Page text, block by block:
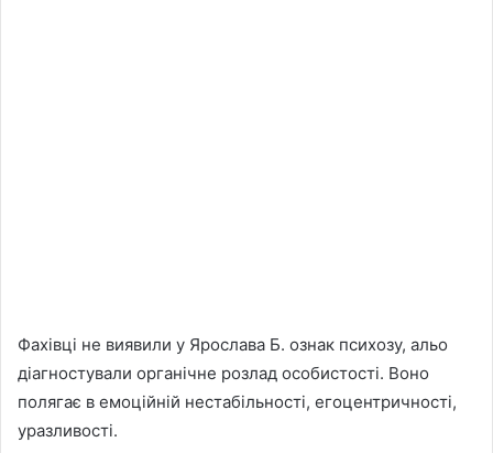
Фахівці не виявили у Ярослава Б. ознак психозу, альо
діагностували органічне розлад особистості. Воно
полягає в емоційній нестабільності, егоцентричності,
уразливості.